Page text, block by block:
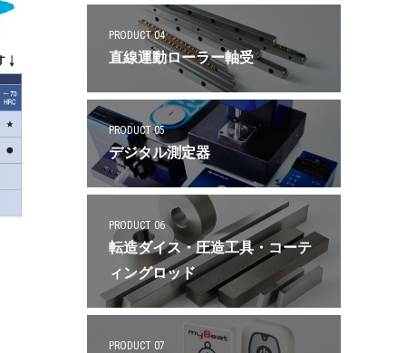
PRODUCT 04
直線運動ローラー軸受
PRODUCT 05
デジタル測定器
PRODUCT 06
転造ダイス・圧造工具・コーテ
ィングロッド
PRODUCT 07